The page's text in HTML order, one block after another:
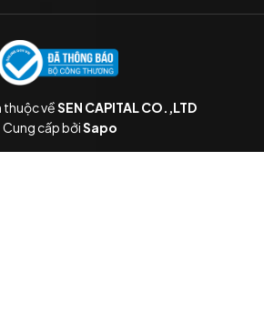
thuộc vềSEN CAPITAL CO.,LTD
Cung cấp bởiSapo